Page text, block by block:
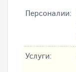
Персоналии:
Услуги: